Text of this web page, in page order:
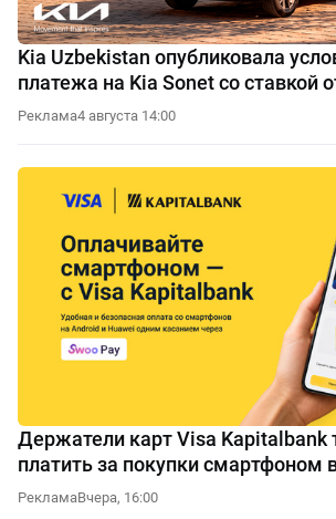
Kia Uzbekistan опубликовала
платежа на Kia Sonet со ставкой
Реклама4 августа 14:00
Держатели карт Visa Kapitalbank
платить за покупки смартфоном
РекламаВчера, 16:00